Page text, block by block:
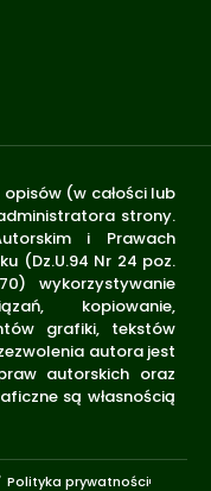
opisów (w całości lub
strony.
i Prawach
(Dz.U.94 Nr 24 poz.
wykorzystywanie
kopiowanie,
grafiki, tekstów
autora jest
autorskich oraz
są własnością
Polityka prywatności